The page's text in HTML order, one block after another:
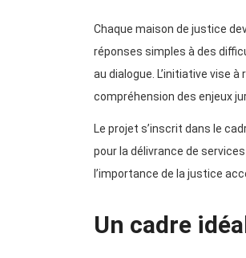
Chaque maison de justice
réponses simples à des
au dialogue. L’initiative vise
compréhension des enjeux
Le projet s’inscrit dans le
pour la délivrance de
l’importance de la justice
Un cadre